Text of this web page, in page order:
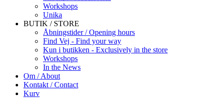
Workshops
Unika
BUTIK / STORE
Åbningstider / Opening hours
Find Vej - Find your way
Kun i butikken - Exclusively in the store
Workshops
In the News
Om / About
Kontakt / Contact
Kurv